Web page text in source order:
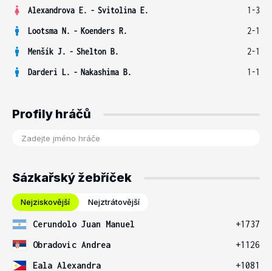
Alexandrova E. - Svitolina E.
1-3
Lootsma N. - Koenders R.
2-1
Menšík J. - Shelton B.
2-1
Darderi L. - Nakashima B. 1-1
Profily hráčů
Sázkařský žebříček
Nejziskovější Nejztrátovější
Cerundolo Juan Manuel
+1737
Obradovic Andrea
+1126
Eala Alexandra
+1081